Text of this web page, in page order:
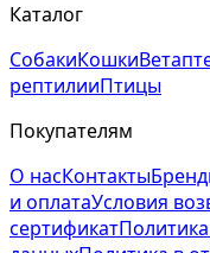
Каталог
СобакиКошки
рептилииПтицы
Покупателям
О насКонтакты
и оплатаУсловия
сертификат